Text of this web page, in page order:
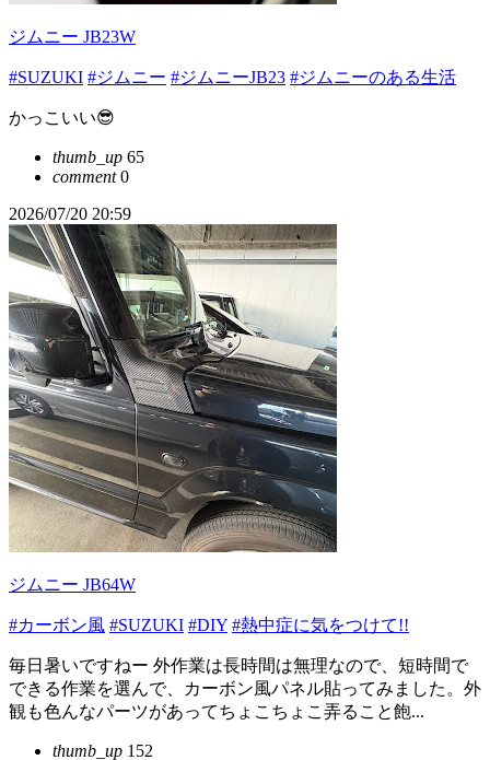
ジムニー JB23W
#SUZUKI #ジムニー #ジムニーJB23 #ジムニーのある生活
かっこいい😎
thumb_up 65
comment0
2026/07/20 20:59
ジムニー JB64W
#カーボン風 #SUZUKI #DIY #熱中症に気をつけて!!
毎日暑いですねー 外作業は長時間は無理なので、短時間で
できる作業を選んで、カーボン風パネル貼ってみました。外
観も色んなパーツがあってちょこちょこ弄ること飽...
thumb_up 152